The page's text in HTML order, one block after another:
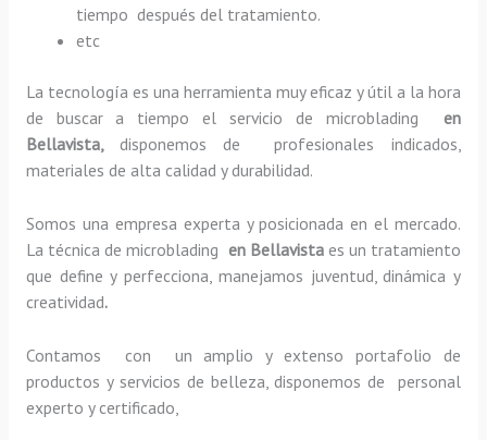
tiempo después del tratamiento.
etc
La tecnología es una herramienta muy eficaz y útil a la hora
de buscar a tiempo el servicio de microblading en
Bellavista, disponemos de profesionales indicados,
materiales de alta calidad y durabilidad.
Somos una empresa experta y posicionada en el mercado.
La técnica de microblading en Bellavista es un tratamiento
que define y perfecciona, manejamos juventud, dinámica y
creatividad.
Contamos con un amplio y extenso portafolio de
productos y servicios de belleza, disponemos de personal
experto y certificado,